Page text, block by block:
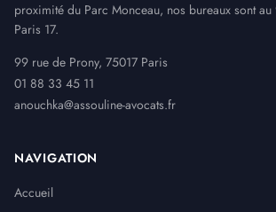
proximité du Parc Monceau, nos bureaux sont
Paris 17.
99 rue de Prony, 75017 Paris
01 88 33 45 11
anouchka@assouline-avocats.fr
NAVIGATION
Accueil